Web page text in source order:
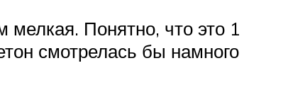
Понятно, что это 1
смотрелась бы намного